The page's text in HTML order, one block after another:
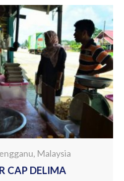
Malaysia
CAP DELIMA